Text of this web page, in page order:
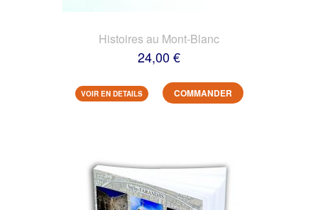
Histoires au Mont-Blanc
24,00 €
VOIR EN DETAILS COMMANDER